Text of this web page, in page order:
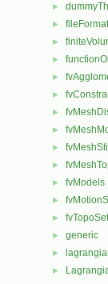
►
►
►
►
►
►
►
►
►
►
► fvModels
►
►
► generic
►
►